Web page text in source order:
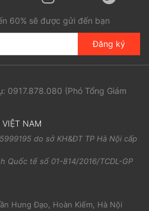
60% sẽ được gửi đến bạn
Đăng ký
0917.878.080 (Phó Tổng Giám
NAM
do sở KH&ĐT TP Hà Nội cấp
Quốc tế số 01-814/2016/TCDL-GP
Hưng Đạo, Hoàn Kiếm, Hà Nội